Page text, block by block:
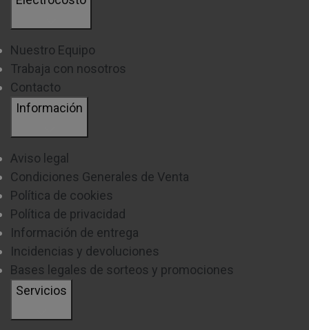
Nuestro Equipo
Trabaja con nosotros
Contacto
Información
Aviso legal
Condiciones Generales de Venta
Política de cookies
Política de privacidad
Información de entrega
Incidencias y devoluciones
Bases legales de sorteos y promociones
Servicios